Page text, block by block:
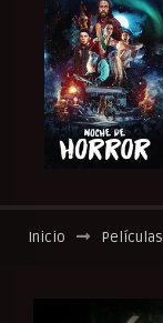
Inicio Películas